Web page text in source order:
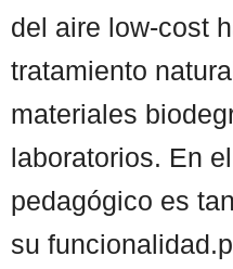
del aire low-cost
tratamiento
materiales
laboratorios. En
pedagógico es
su